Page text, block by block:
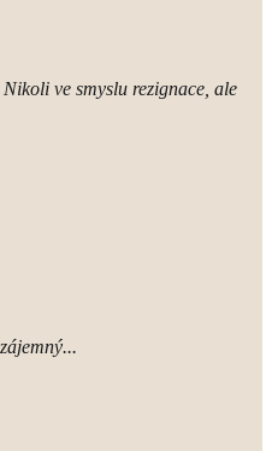
ve smyslu rezignace, ale